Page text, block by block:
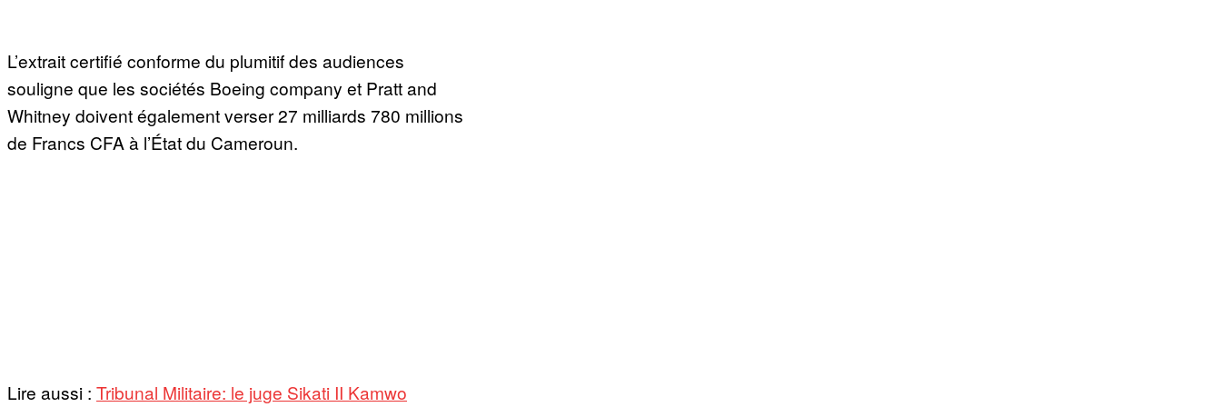
L’extrait certifié conforme du plumitif des audiences
souligne que les sociétés Boeing company et Pratt and
Whitney doivent également verser 27 milliards 780 millions
de Francs CFA à l’État du Cameroun.
Lire aussi : Tribunal Militaire: le juge Sikati II Kamwo